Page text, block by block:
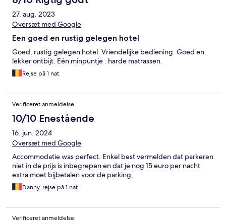
27. aug. 2023
Oversæt med Google
Een goed en rustig gelegen hotel
Goed, rustig gelegen hotel. Vriendelijke bediening. Goed en
lekker ontbijt. Eén minpuntje : harde matrassen.
Rejse på 1 nat
Verificeret anmeldelse
10/10 Enestående
16. jun. 2024
Oversæt med Google
Accommodatie was perfect. Enkel best vermelden dat parkeren
niet in de prijs is inbegrepen en dat je nog 15 euro per nacht
extra moet bijbetalen voor de parking,
Danny, rejse på 1 nat
Verificeret anmeldelse